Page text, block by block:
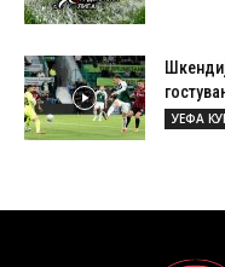
УЕФА